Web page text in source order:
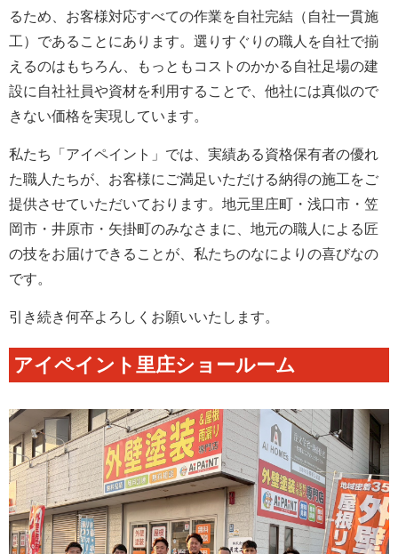
るため、お客様対応すべての作業を自社完結（自社一貫施
工）であることにあります。選りすぐりの職人を自社で揃
えるのはもちろん、もっともコストのかかる自社足場の建
設に自社社員や資材を利用することで、他社には真似ので
きない価格を実現しています。
私たち「アイペイント」では、実績ある資格保有者の優れ
た職人たちが、お客様にご満足いただける納得の施工をご
提供させていただいております。地元里庄町・浅口市・笠
岡市・井原市・矢掛町のみなさまに、地元の職人による匠
の技をお届けできることが、私たちのなによりの喜びなの
です。
引き続き何卒よろしくお願いいたします。
アイペイント里庄ショールーム